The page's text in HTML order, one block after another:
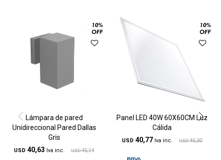
Lámpara de pared
Unidireccional Pared Dallas
Gris
USD 40,63 USD 45,14
Panel LED 40W 60X60CM Luz
Cálida
USD 40,77 USD 45,30